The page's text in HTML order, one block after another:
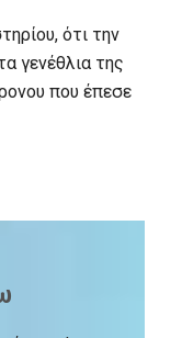
ότι την
γενέθλια της
που έπεσε